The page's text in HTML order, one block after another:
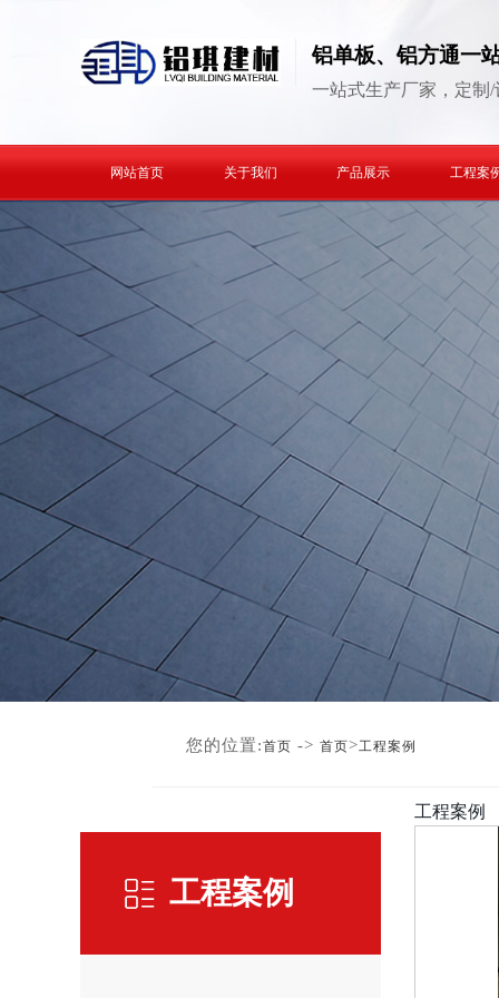
铝单板、铝方通一
一站式生产厂家，定制/
网站首页 关于我们 产品展示 工程案
您的位置:首页 -> 首页>工程案例
工程案例
工程案例